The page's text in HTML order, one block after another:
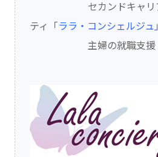
セカンドキャリアの
ティ「ララ・コンシェルジュ」
主婦の就職支援